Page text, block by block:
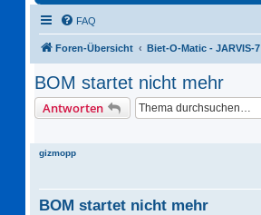
FAQ
Foren-Übersicht Biet-O-Matic - JARVIS-7
BOM startet nicht mehr
Antworten
gizmopp
BOM startet nicht mehr